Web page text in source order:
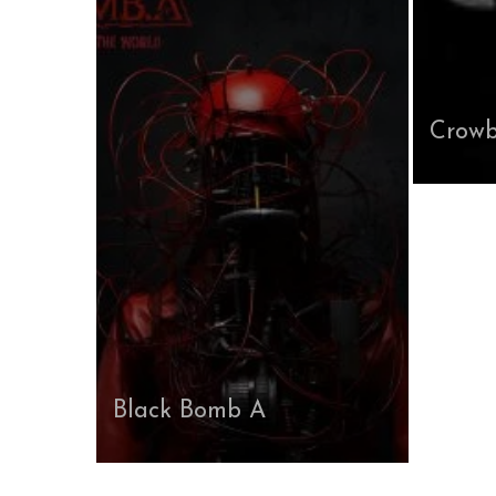
Black Bomb A